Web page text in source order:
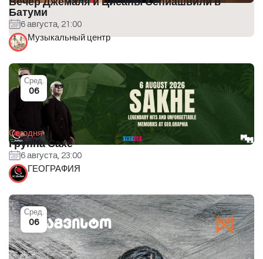
Батуми
6 августа, 21:00
Музыкальный центр
Сегодня
Группа Сахе
6 августа, 23:00
Сред.
06
ГЕОГРАФИЯ
Сред.
06